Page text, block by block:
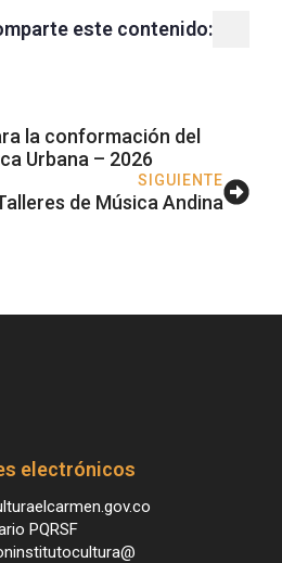
este contenido:
la conformación del
Urbana – 2026
SIGUIENTE
de Música Andina
electrónicos
PQRSF